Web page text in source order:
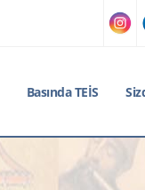
Basında TEİS